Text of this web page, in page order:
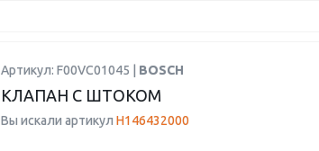
Артикул: F00VC01045 | BOSCH
КЛАПАН С ШТОКОМ
Вы искали артикул H146432000